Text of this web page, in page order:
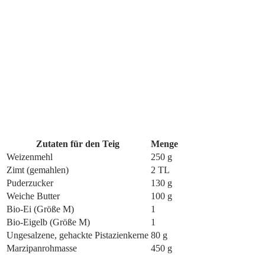
Zutaten für den Teig
Menge
Weizenmehl
250 g
Zimt (gemahlen)
2 TL
Puderzucker
130 g
Weiche Butter
100 g
Bio-Ei (Größe M)
1
Bio-Eigelb (Größe M)
1
Ungesalzene, gehackte Pistazienkerne 80 g
Marzipanrohmasse
450 g